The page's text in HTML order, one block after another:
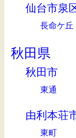
仙台市泉
長命ケ丘
秋田県
秋田市
東通
由利本荘
東町